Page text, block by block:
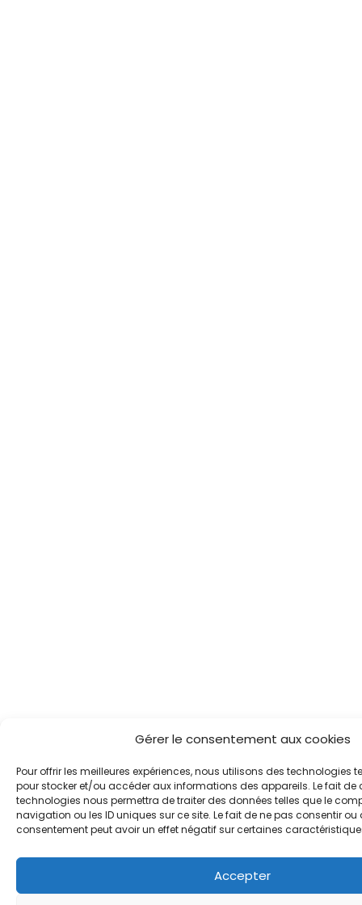
Gérer le consentement aux cookies
Pour offrir les meilleures expériences, nous utilisons des technologies
pour stocker et/ou accéder aux informations des appareils. Le fait de
technologies nous permettra de traiter des données telles que le
navigation ou les ID uniques sur ce site. Le fait de ne pas consentir ou
consentement peut avoir un effet négatif sur certaines
Accepter